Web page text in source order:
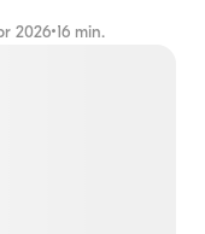
2026•16 min.